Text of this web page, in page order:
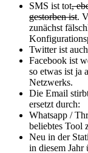
SMS ist tot,
gestorben ist.
zunächst
Twitter ist
Facebook ist
so etwas ist ja
Netzwerks.
Die Email
ersetzt durch:
Whatsapp /
beliebtes Tool
Neu in der
in diesem